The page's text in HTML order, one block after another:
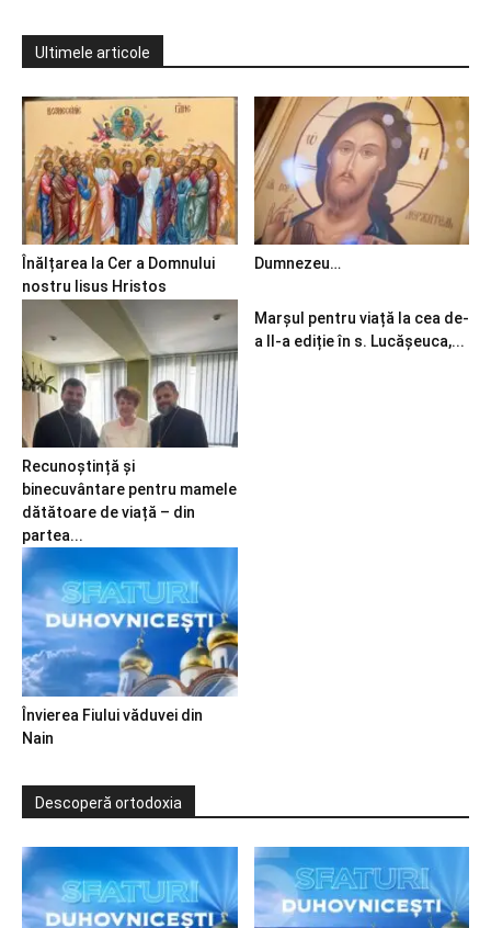
Ultimele articole
Înălțarea la Cer a Domnului
nostru Iisus Hristos
Dumnezeu…
Recunoștință și
binecuvântare pentru mamele
dătătoare de viață – din
partea...
Marșul pentru viață la cea de-
a II-a ediție în s. Lucășeuca,...
Învierea Fiului văduvei din
Nain
Descoperă ortodoxia